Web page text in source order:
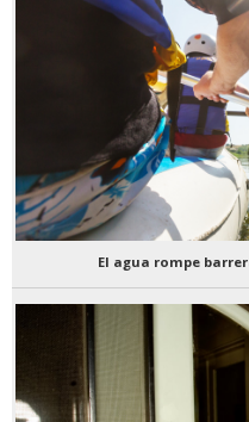
El agua rompe